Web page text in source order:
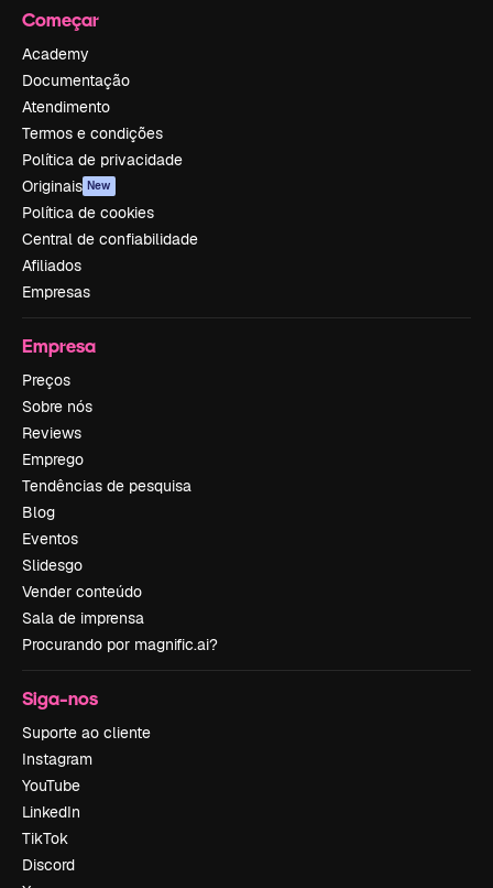
Começar
Academy
Documentação
Atendimento
Termos e condições
Política de privacidade
Originais New
Política de cookies
Central de confiabilidade
Afiliados
Empresas
Empresa
Preços
Sobre nós
Reviews
Emprego
Tendências de pesquisa
Blog
Eventos
Slidesgo
Vender conteúdo
Sala de imprensa
Procurando por magnific.ai?
Siga-nos
Suporte ao cliente
Instagram
YouTube
LinkedIn
TikTok
Discord